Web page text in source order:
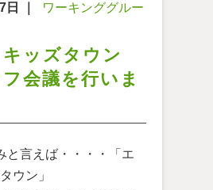
日
ワーキンググルー
キッズタウン
会議を行いま
と言えば・・・・「エ
タウン」